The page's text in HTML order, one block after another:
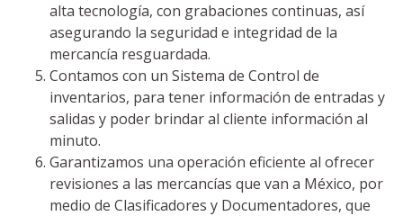
alta tecnología, con grabaciones continuas, así
asegurando la seguridad e integridad de la
mercancía resguardada.
Contamos con un Sistema de Control de
inventarios, para tener información de entradas y
salidas y poder brindar al cliente información al
minuto.
Garantizamos una operación eficiente al ofrecer
revisiones a las mercancías que van a México, por
medio de Clasificadores y Documentadores, que